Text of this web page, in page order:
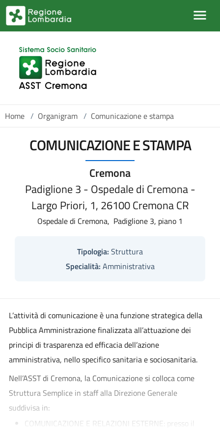
Skip to main content
Home / Organigram / Comunicazione e stampa
COMUNICAZIONE E STAMPA
Cremona
Padiglione 3 - Ospedale di Cremona -
Largo Priori, 1, 26100 Cremona CR
Ospedale di Cremona, Padiglione 3, piano 1
Tipologia: Struttura
Specialità: Amministrativa
L’attività di comunicazione è una funzione strategica della
Pubblica Amministrazione finalizzata all’attuazione dei
principi di trasparenza ed efficacia dell’azione
amministrativa, nello specifico sanitaria e sociosanitaria.
Nell’ASST di Cremona, la Comunicazione si colloca come
Struttura Semplice in staff alla Direzione Generale
suddivisa in:
COMUNICAZIONE E RELAZIONI ESTERNE: presso il